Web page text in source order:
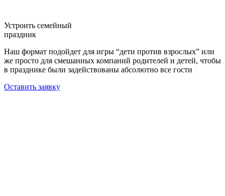
Устроить семейный
праздник
Наш формат подойдет для игры “дети против взрослых” или
же просто для смешанных компаний родителей и детей, чтобы
в празднике были задействованы абсолютно все гости
Оставить заявку